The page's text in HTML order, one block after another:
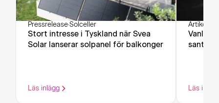
Pressrelease·Solceller
Stort intresse i Tyskland när Svea
Solar lanserar solpanel för balkonger
Läs inlägg
Artikel
Vanliga
sant
Läs